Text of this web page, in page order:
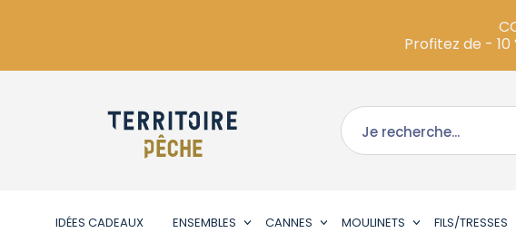
IDÉES CADEAUX ENSEMBLES CANNES MOULINETS FILS/TRESSES
Profitez de -